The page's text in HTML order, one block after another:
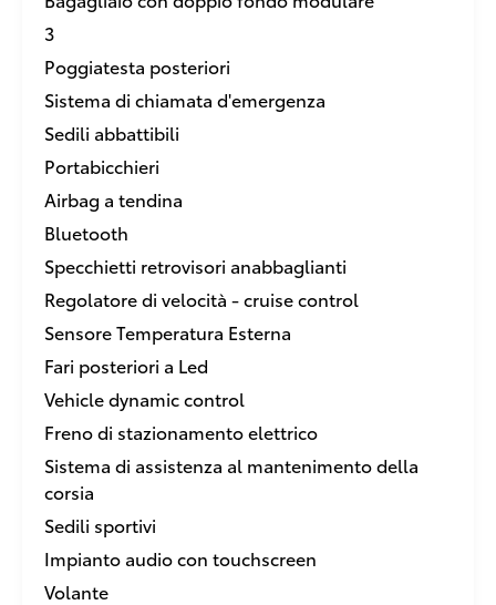
3
Poggiatesta posteriori
Sistema di chiamata d'emergenza
Sedili abbattibili
Portabicchieri
Airbag a tendina
Bluetooth
Specchietti retrovisori anabbaglianti
Regolatore di velocità - cruise control
Sensore Temperatura Esterna
Fari posteriori a Led
Vehicle dynamic control
Freno di stazionamento elettrico
Sistema di assistenza al mantenimento della
corsia
Sedili sportivi
Impianto audio con touchscreen
Volante